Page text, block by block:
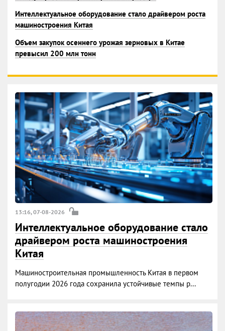
Интеллектуальное оборудование стало драйвером роста
машиностроения Китая
Объем закупок осеннего урожая зерновых в Китае
превысил 200 млн тонн
13:16, 07-08-2026
Интеллектуальное оборудование стало
драйвером роста машиностроения
Китая
Машиностроительная промышленность Китая в первом
полугодии 2026 года сохранила устойчивые темпы р...